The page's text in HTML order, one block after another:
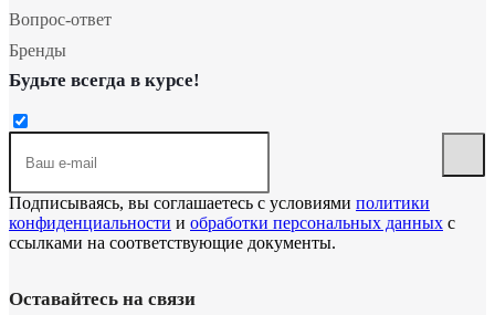
Вопрос-ответ
Бренды
Будьте всегда в курсе!
Подписываясь, вы соглашаетесь с условиями политики
конфиденциальности и обработки персональных данных с
ссылками на соответствующие документы.
Оставайтесь на связи